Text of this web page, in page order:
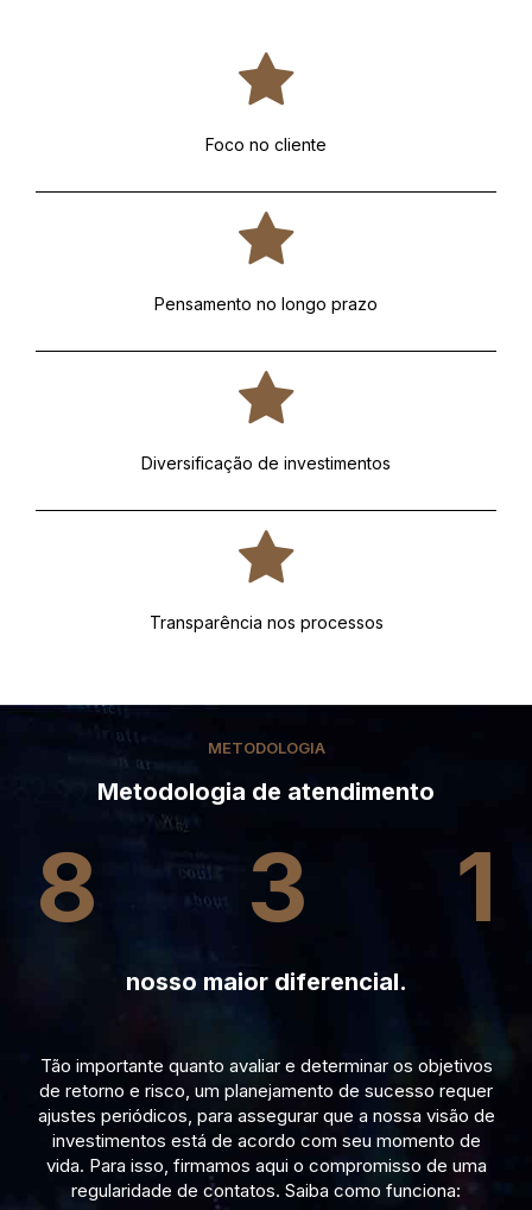
Foco no cliente
Pensamento no longo prazo
Diversificação de investimentos
Transparência nos processos
METODOLOGIA
Metodologia de atendimento
8 3 1
nosso maior diferencial.
Tão importante quanto avaliar e determinar os objetivos
de retorno e risco, um planejamento de sucesso requer
ajustes periódicos, para assegurar que a nossa visão de
investimentos está de acordo com seu momento de
vida. Para isso, firmamos aqui o compromisso de uma
regularidade de contatos. Saiba como funciona: